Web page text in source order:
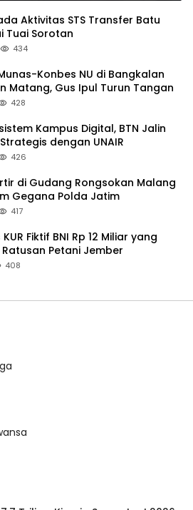
Aktivitas STS Transfer Batu
Tuai Sorotan
434
Konbes NU di Bangkalan
Matang, Gus Ipul Turun Tangan
428
Kampus Digital, BTN Jalin
dengan UNAIR
426
di Gudang Rongsokan Malang
Gegana Polda Jatim
417
Fiktif BNI Rp 12 Miliar yang
Petani Jember
408